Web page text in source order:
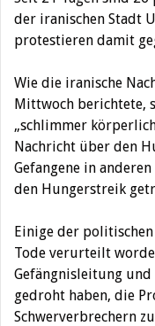
der iranischen Stadt
protestieren damit
Wie die iranische
Mittwoch berichtete,
„schlimmer
Nachricht über den
Gefangene in
den Hungerstreik
Einige der
Tode verurteilt
Gefängnisleitung
gedroht haben, die
Schwerverbrechern